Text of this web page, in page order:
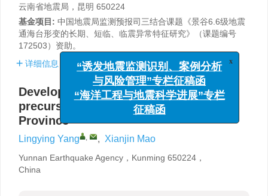
云南省地震局，昆明 650224
基金项目: 中国地震局监测预报司三结合课题《景谷6.6级地震
通海台形变的长期、短临、临震异常特征研究》（课题编号
172503）资助。
详细信息
Development of the earthquake
precursory monitoring in Yunnan
Province
Lingying Yang , , Xianjin Mao
Yunnan Earthquake Agency，Kunming 650224，
China
“诱发地震监测识别、案例分析
与风险管理”专栏征稿函
“海洋工程与地震科学进展”专栏
征稿函